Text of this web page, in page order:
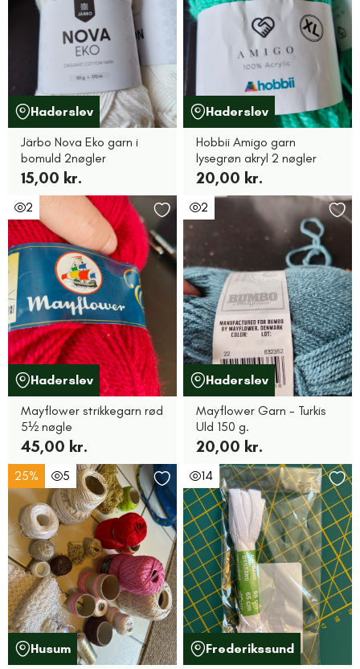
Haderslev
Järbo Nova Eko garn i
bomuld 2nøgler
15,00 kr.
Haderslev
Hobbii Amigo garn
lysegrøn akryl 2 nøgler
20,00 kr.
2
Haderslev
Mayflower strikkegarn rød
5½ nøgle
45,00 kr.
2
Haderslev
Mayflower Garn - Turkis
Uld 150 g.
20,00 kr.
25% 5
Husum
14
Frederikssund